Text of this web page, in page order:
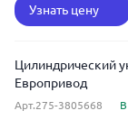
Узнать цену
Цилиндрический
Европривод
Арт.275-3805668